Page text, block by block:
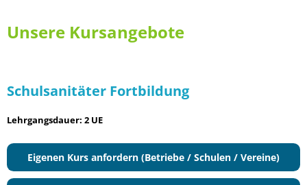
Unsere Kursangebote
Schulsanitäter Fortbildung
Lehrgangsdauer: 2 UE
Eigenen Kurs anfordern (Betriebe / Schulen / Vereine)